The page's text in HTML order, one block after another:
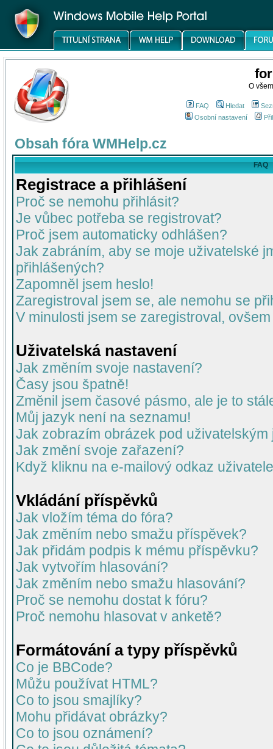
O
FAQ Hledat
Osobní nastavení
Obsah fóra WMHelp.cz
FAQ
Registrace a přihlášení
Proč se nemohu přihlásit?
Je vůbec potřeba se registrovat?
Proč jsem automaticky odhlášen?
Jak zabráním, aby se moje uživatelské
přihlášených?
Zapomněl jsem heslo!
Zaregistroval jsem se, ale nemohu se
V minulosti jsem se zaregistroval,
Uživatelská nastavení
Jak změním svoje nastavení?
Časy jsou špatně!
Změnil jsem časové pásmo, ale je to
Můj jazyk není na seznamu!
Jak zobrazím obrázek pod uživatelským
Jak změní svoje zařazení?
Když kliknu na e-mailový odkaz
Vkládání příspěvků
Jak vložím téma do fóra?
Jak změním nebo smažu příspěvek?
Jak přidám podpis k mému příspěvku?
Jak vytvořím hlasování?
Jak změním nebo smažu hlasování?
Proč se nemohu dostat k fóru?
Proč nemohu hlasovat v anketě?
Formátování a typy příspěvků
Co je BBCode?
Můžu používat HTML?
Co to jsou smajlíky?
Mohu přidávat obrázky?
Co to jsou oznámení?